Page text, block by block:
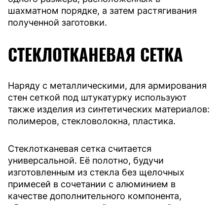
шахматном порядке, а затем растягивания
полученной заготовки.
СТЕКЛОТКАНЕВАЯ СЕТКА
Наряду с металлическими, для армирования
стен сеткой под штукатурку используют
также изделия из синтетических материалов:
полимеров, стекловолокна, пластика.
Стеклотканевая сетка считается
универсальной. Её полотно, будучи
изготовленным из стекла без щелочных
примесей в сочетании с алюминием в
качестве дополнительного компонента,